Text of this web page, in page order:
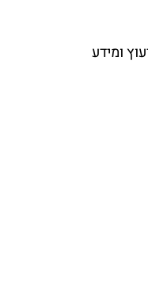
וקבלו אבחון, ייעוץ ומידע